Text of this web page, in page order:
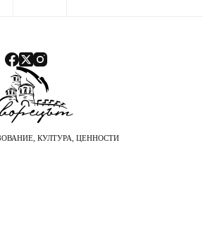
КУЛТУРА, ЦЕННОСТИ